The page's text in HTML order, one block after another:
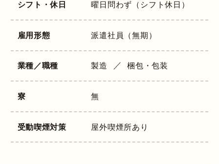
シフト・休日 曜日問わず（シフト休日）
雇用形態 派遣社員（無期）
業種／職種 製造 梱包・包装
寮 無
受動喫煙対策 屋外喫煙所あり